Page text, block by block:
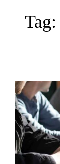
Tag: